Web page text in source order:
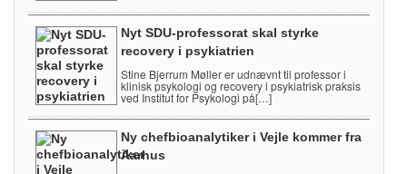
Nyt SDU-professorat skal styrke
recovery i psykiatrien
Stine Bjerrum Møller er udnævnt til professor i
klinisk psykologi og recovery i psykiatrisk praksis
ved Institut for Psykologi på[…]
Ny chefbioanalytiker i Vejle kommer fra
Aarhus